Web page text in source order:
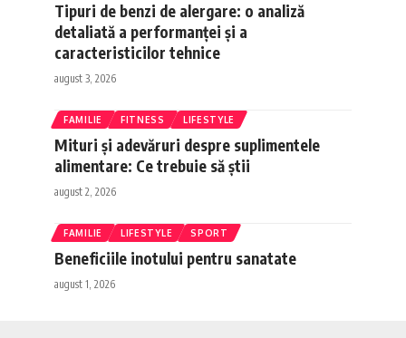
Tipuri de benzi de alergare: o analiză
detaliată a performanței și a
caracteristicilor tehnice
august 3, 2026
FAMILIE FITNESS LIFESTYLE
Mituri și adevăruri despre suplimentele
alimentare: Ce trebuie să știi
august 2, 2026
FAMILIE LIFESTYLE SPORT
Beneficiile inotului pentru sanatate
august 1, 2026